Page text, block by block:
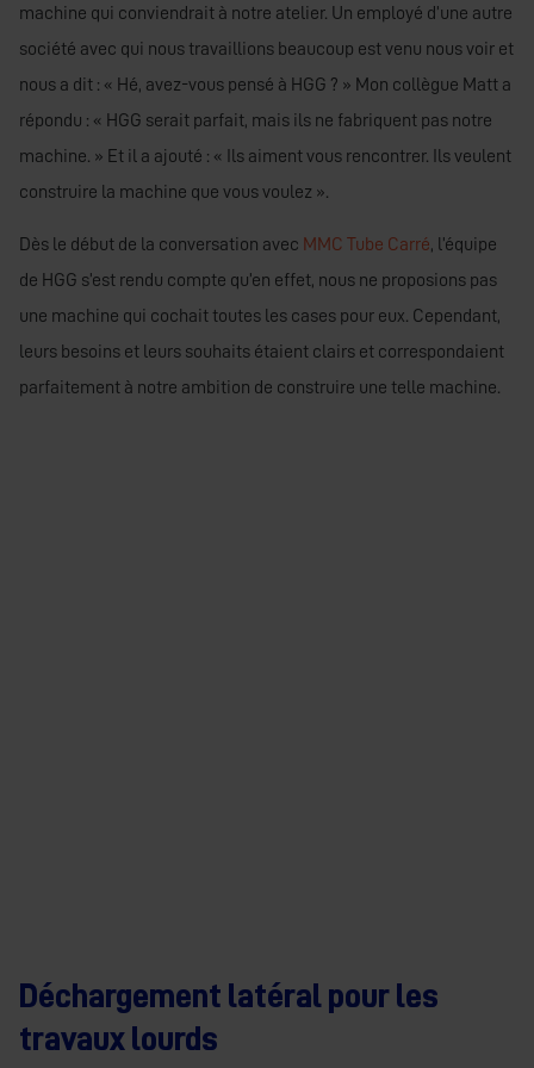
machine qui conviendrait à notre atelier. Un employé d’une autre
société avec qui nous travaillions beaucoup est venu nous voir et
nous a dit : « Hé, avez-vous pensé à HGG ? » Mon collègue Matt a
répondu : « HGG serait parfait, mais ils ne fabriquent pas notre
machine. » Et il a ajouté : « Ils aiment vous rencontrer. Ils veulent
construire la machine que vous voulez ».
Dès le début de la conversation avec MMC Tube Carré, l’équipe
de HGG s’est rendu compte qu’en effet, nous ne proposions pas
une machine qui cochait toutes les cases pour eux. Cependant,
leurs besoins et leurs souhaits étaient clairs et correspondaient
parfaitement à notre ambition de construire une telle machine.
Déchargement latéral pour les
travaux lourds